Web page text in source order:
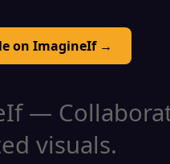
on ImagineIf →
—
visuals.